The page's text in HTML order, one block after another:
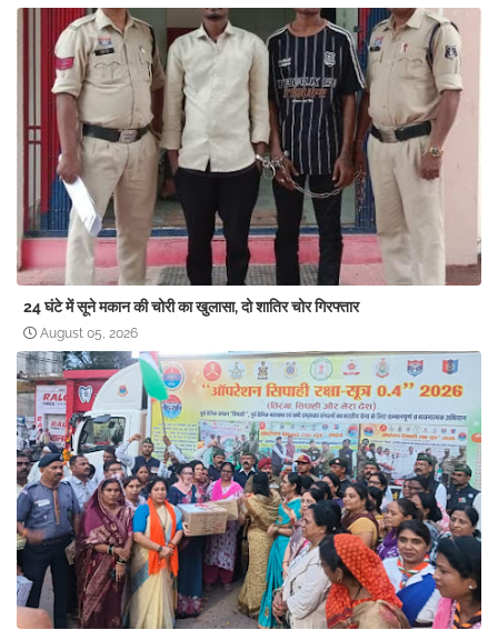
24 घंटे में सूने मकान की चोरी का खुलासा, दो शातिर चोर गिरफ्तार
August 05, 2026